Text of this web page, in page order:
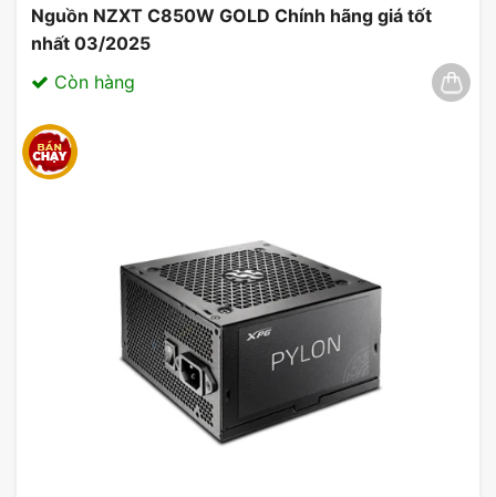
Nguồn NZXT C850W GOLD Chính hãng giá tốt
nhất 03/2025
Còn hàng